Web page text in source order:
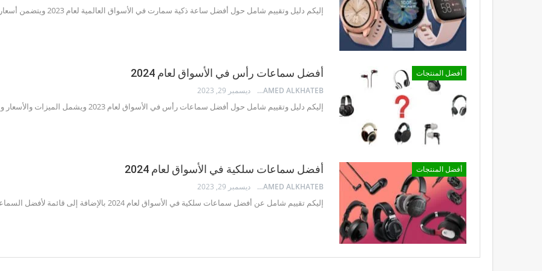
إليكم دليل وتقييم شامل حول أفضل ساعة ذكية سمارت في الأسواق العالمية لعام 2023 ويتضمن أسعار ومواصفات أفضل ساعات سمارت في السوق.
أفضل المنتجات أفضل سماعات رأس في الأسواق لعام 2024
MOHAMED ALKHATEB ديسمبر 29, 2023
إليكم دليل وتقييم شامل حول أفضل سماعات رأس في الأسواق لعام 2023 ويشمل الميزات والأسعار وأفضل أنواع سماعات الرأس.
أفضل المنتجات أفضل سماعات سلكية في الأسواق لعام 2024
MOHAMED ALKHATEB ديسمبر 29, 2023
إليكم تقييم شامل عن أفضل سماعات سلكية في الأسواق لعام 2024 بالإضافة إلى قائمة لأفضل السماعات السلكية الرخيصة.